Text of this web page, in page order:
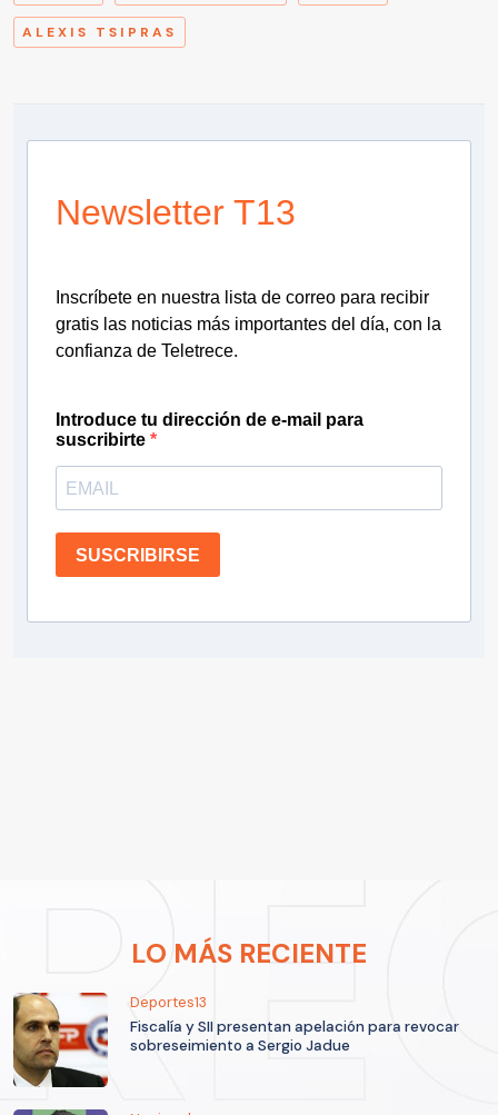
ALEXIS TSIPRAS
Newsletter T13
Inscríbete en nuestra lista de correo para recibir
gratis las noticias más importantes del día, con la
confianza de Teletrece.
Introduce tu dirección de e-mail para
suscribirte
SUSCRIBIRSE
LO MÁS RECIENTE
Deportes13
Fiscalía y SII presentan apelación para revocar
sobreseimiento a Sergio Jadue